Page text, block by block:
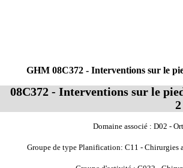
GHM 08C372 - Interventions sur le
08C372 - Interventions sur le
2
Domaine associé : D02 -
Groupe de type Planification: C11 - Chirurgies